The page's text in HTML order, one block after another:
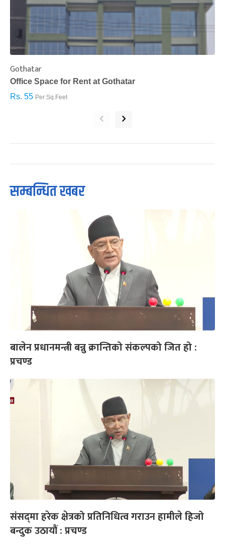
Gothatar
Office Space for Rent at Gothatar
Rs. 55 Per Sq.Feet
‹ ›
सम्बन्धित खबर
बालेन प्रधानमन्त्री बन्नु क्रान्तिको संकल्पको जित हो :
प्रचण्ड
संसद्‌मा हरेक क्षेत्रको प्रतिनिधित्व गराउन हामीले हिजो
बन्दुक उठायौं : प्रचण्ड